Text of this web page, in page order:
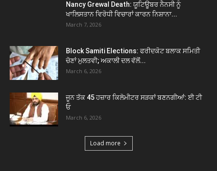
Nancy Grewal Death: ਯੂਟਿਊਬਰ ਨੈਨਸੀ ਨੂੰ
ਖਾਲਿਸਤਾਨ ਵਿਰੋਧੀ ਵਿਚਾਰਾਂ ਕਾਰਨ ਨਿਸ਼ਾਨਾ...
March 7, 2026
Block Samiti Elections: ਫਰੀਦਕੋਟ ਬਲਾਕ ਸਮਿਤੀ
ਚੋਣਾਂ ਮੁਲਤਵੀ; ਅਕਾਲੀ ਦਲ ਵੱਲੋਂ...
March 6, 2026
ਜੂਨ ਤੱਕ 45 ਹਜ਼ਾਰ ਕਿਲੋਮੀਟਰ ਸੜਕਾਂ ਬਣਨਗੀਆਂ: ਈ ਟੀ
ਓ
March 6, 2026
Load more